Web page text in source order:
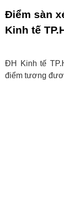
Điểm sàn
Kinh tế
ĐH Kinh tế
điểm tương